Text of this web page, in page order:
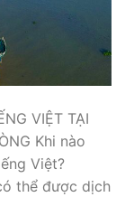
VIỆT TẠI
Khi nào
Việt?
thể được dịch